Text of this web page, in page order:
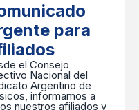
para
el Consejo
Nacional del
Argentino de
informamos a
nuestros afiliados y